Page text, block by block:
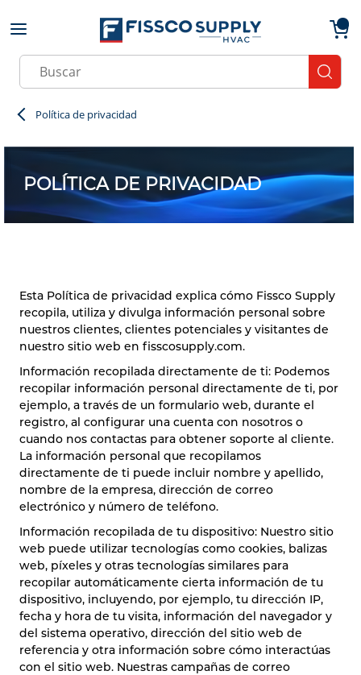
Skip to main content
Site Search
Política de privacidad
POLÍTICA DE PRIVACIDAD
Esta Política de privacidad explica cómo Fissco Supply
recopila, utiliza y divulga información personal sobre
nuestros clientes, clientes potenciales y visitantes de
nuestro sitio web en fisscosupply.com.
Información recopilada directamente de ti: Podemos
recopilar información personal directamente de ti, por
ejemplo, a través de un formulario web, durante el
registro, al configurar una cuenta con nosotros o
cuando nos contactas para obtener soporte al cliente.
La información personal que recopilamos
directamente de ti puede incluir nombre y apellido,
nombre de la empresa, dirección de correo
electrónico y número de teléfono.
Información recopilada de tu dispositivo: Nuestro sitio
web puede utilizar tecnologías como cookies, balizas
web, píxeles y otras tecnologías similares para
recopilar automáticamente cierta información de tu
dispositivo, incluyendo, por ejemplo, tu dirección IP,
fecha y hora de tu visita, información del navegador y
del sistema operativo, dirección del sitio web de
referencia y otra información sobre cómo interactúas
con el sitio web. Nuestras campañas de correo